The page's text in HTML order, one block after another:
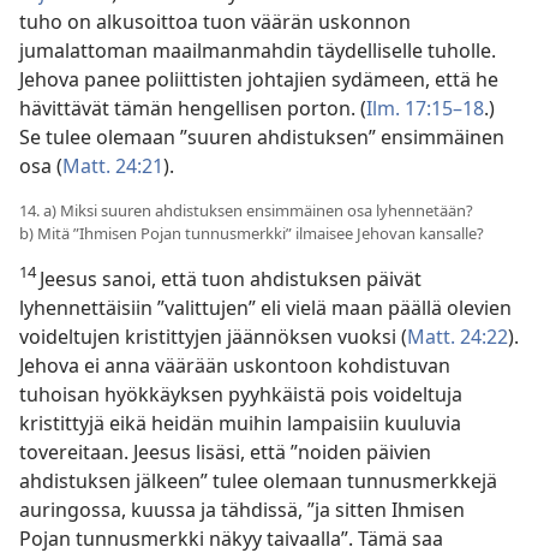
tuho on alkusoittoa tuon väärän uskonnon
jumalattoman maailmanmahdin täydelliselle tuholle.
Jehova panee poliittisten johtajien sydämeen, että he
hävittävät tämän hengellisen porton. (Ilm. 17:15–18.)
Se tulee olemaan ”suuren ahdistuksen” ensimmäinen
osa (Matt. 24:21).
14. a) Miksi suuren ahdistuksen ensimmäinen osa lyhennetään?
b) Mitä ”Ihmisen Pojan tunnusmerkki” ilmaisee Jehovan kansalle?
14Jeesus sanoi, että tuon ahdistuksen päivät
lyhennettäisiin ”valittujen” eli vielä maan päällä olevien
voideltujen kristittyjen jäännöksen vuoksi (Matt. 24:22).
Jehova ei anna väärään uskontoon kohdistuvan
tuhoisan hyökkäyksen pyyhkäistä pois voideltuja
kristittyjä eikä heidän muihin lampaisiin kuuluvia
tovereitaan. Jeesus lisäsi, että ”noiden päivien
ahdistuksen jälkeen” tulee olemaan tunnusmerkkejä
auringossa, kuussa ja tähdissä, ”ja sitten Ihmisen
Pojan tunnusmerkki näkyy taivaalla”. Tämä saa